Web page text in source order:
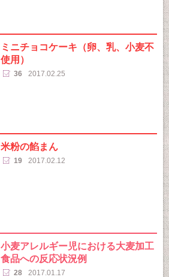
ミニチョコケーキ（卵、乳、小麦不
使用）
36 2017.02.25
米粉の餡まん
19 2017.02.12
小麦アレルギー児における大麦加工
食品への反応状況例
28 2017.01.17